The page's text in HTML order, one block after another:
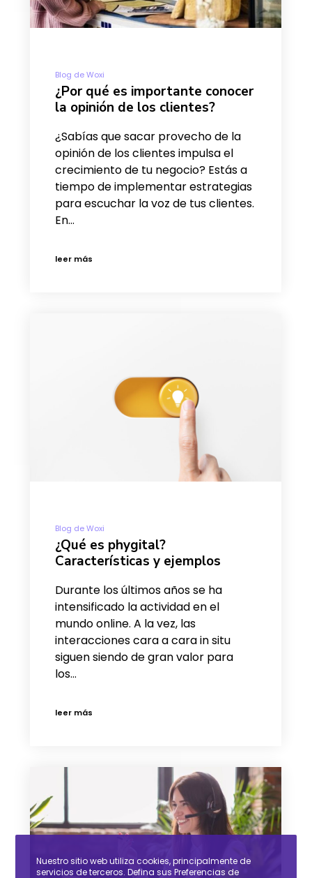
Blog de Woxi
¿Por qué es importante conocer
la opinión de los clientes?
¿Sabías que sacar provecho de la
opinión de los clientes impulsa el
crecimiento de tu negocio? Estás a
tiempo de implementar estrategias
para escuchar la voz de tus clientes.
En…
leer más
Blog de Woxi
¿Qué es phygital?
Características y ejemplos
Durante los últimos años se ha
intensificado la actividad en el
mundo online. A la vez, las
interacciones cara a cara in situ
siguen siendo de gran valor para
los…
leer más
Nuestro sitio web utiliza cookies, principalmente de
servicios de terceros. Defina sus Preferencias de